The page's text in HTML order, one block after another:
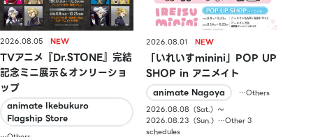
2026.08.05
TVアニメ『Dr.STONE』完結
記念ミニ展示＆オンリーショ
ップ
animate Ikebukuro
Flagship Store
2026.08.01
「いれいすminini」POP UP
SHOP in アニメイト
animate Nagoya
…Others
2026.08.08（Sat.）〜
2026.08.23（Sun.）…Other 3
schedules